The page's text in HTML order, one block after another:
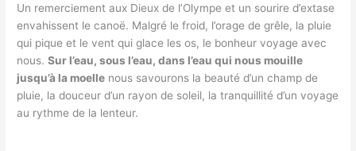
Un remerciement aux Dieux de l’Olympe et un sourire d’extase
envahissent le canoë. Malgré le froid, l’orage de grêle, la pluie
qui pique et le vent qui glace les os, le bonheur voyage avec
nous.Sur l’eau, sous l’eau, dans l’eau qui nous mouille
jusqu’à la moelle nous savourons la beauté d’un champ de
pluie, la douceur d’un rayon de soleil, la tranquillité d’un voyage
au rythme de la lenteur.